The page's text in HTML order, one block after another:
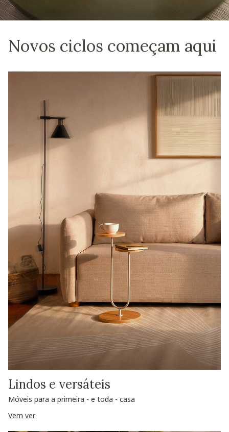
Novos ciclos começam aqui
Lindos e versáteis
Móveis para a primeira - e toda - casa
Vem ver